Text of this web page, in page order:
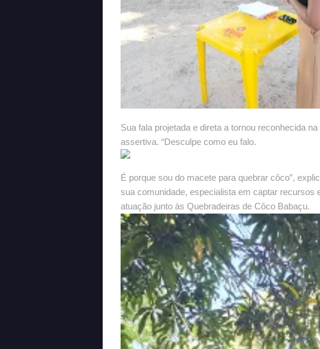
Sua fala projetada e direta a tornou reconhecida
assertiva. “Desculpe como eu falo.
É porque sou do macete para quebrar côco”,
sua comunidade, especialista em captar
atuação junto às Quebradeiras de Côco Babaçu.